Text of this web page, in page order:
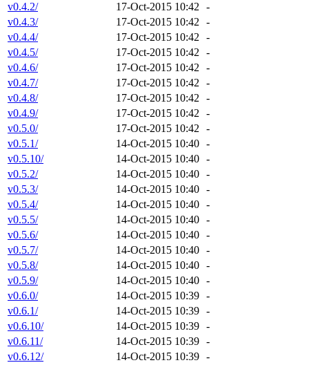
v0.4.2/ 17-Oct-2015 10:42
-
v0.4.3/
17-Oct-2015 10:42
-
v0.4.4/
17-Oct-2015 10:42
-
v0.4.5/
17-Oct-2015 10:42
-
v0.4.6/
17-Oct-2015 10:42
-
v0.4.7/
17-Oct-2015 10:42
-
v0.4.8/
17-Oct-2015 10:42
-
v0.4.9/
17-Oct-2015 10:42
-
v0.5.0/
17-Oct-2015 10:42
-
v0.5.1/
14-Oct-2015 10:40 -
v0.5.10/
14-Oct-2015 10:40 -
v0.5.2/
14-Oct-2015 10:40 -
v0.5.3/
14-Oct-2015 10:40 -
v0.5.4/
14-Oct-2015 10:40 -
v0.5.5/
14-Oct-2015 10:40 -
v0.5.6/
14-Oct-2015 10:40 -
v0.5.7/
14-Oct-2015 10:40 -
v0.5.8/
14-Oct-2015 10:40 -
v0.5.9/
14-Oct-2015 10:40 -
v0.6.0/
14-Oct-2015 10:39 -
v0.6.1/
14-Oct-2015 10:39 -
v0.6.10/
14-Oct-2015 10:39 -
v0.6.11/
14-Oct-2015 10:39 -
v0.6.12/
14-Oct-2015 10:39 -